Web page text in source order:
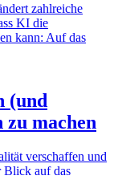
zahlreiche
KI die
kann: Auf das
(und
machen
verschaffen und
Blick auf das